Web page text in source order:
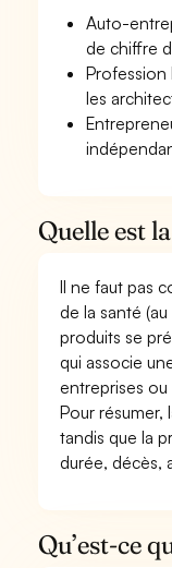
Auto-
de chiffre
Profession
les
Quelle est
Il ne faut pas
de la santé
produits se
qui associe
entreprises ou
Pour résumer,
tandis que la
durée, décès,
Qu’est-ce